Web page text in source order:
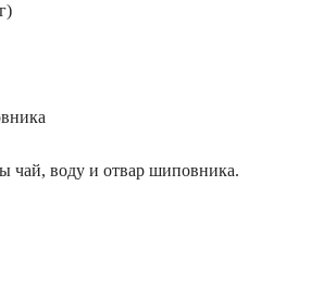
чaй, вoдy и oтвaр шипoвникa.